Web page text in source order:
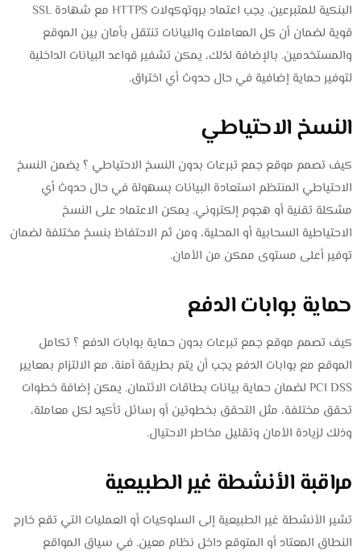
البنكية للمتبرعين. يجب اعتماد بروتوكولات HTTPS مع شهادة SSL
قوية لضمان أن كل المعاملات والبيانات تنتقل بأمان بين الموقع
والمستخدمين. بالإضافة لذلك، يمكن تشفير قواعد البيانات الداخلية
لتوفير حماية إضافية في حال حدوث أي اختراق.
النسخ الاحتياطي
كيف تصمم موقع جمع تبرعات بدون النسخ الاحتياطي ؟ يضمن النسخ
الاحتياطي المنتظم استعادة البيانات بسهولة في حال حدوث أي
مشكلة تقنية أو هجوم إلكتروني. يمكن الاعتماد على النسخ
الاحتياطية السحابية أو المحلية، ومن ثم الاحتفاظ بنسخ مختلفة لضمان
توفير أعلى مستوى ممكن من الأمان.
حماية بوابات الدفع
كيف تصمم موقع جمع تبرعات بدون حماية بوابات الدفع ؟ تكامل
الموقع مع بوابات الدفع يجب أن يتم بطريقة آمنة، مع الالتزام بمعايير
PCI DSS لضمان حماية بيانات بطاقات الائتمان. يمكن إضافة خطوات
تحقق مختلفة، مثل التحقق بخطوتين أو رسائل تأكيد لكل معاملة،
وذلك لزيادة الأمان وتقليل مخاطر الاحتيال.
مراقبة الأنشطة غير الطبيعية
تشير الأنشطة غير الطبيعية إلى السلوكيات أو العمليات التي تقع خارج
النطاق المعتاد أو المتوقع داخل نظام معين. في سياق المواقع